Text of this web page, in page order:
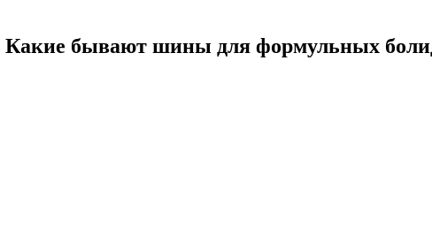
Какие бывают шины для формульных